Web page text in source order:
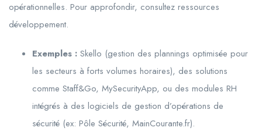
opérationnelles. Pour approfondir, consultez ressources
développement.
Exemples : Skello (gestion des plannings optimisée pour
les secteurs à forts volumes horaires), des solutions
comme Staff&Go, MySecurityApp, ou des modules RH
intégrés à des logiciels de gestion d’opérations de
sécurité (ex: Pôle Sécurité, MainCourante.fr).